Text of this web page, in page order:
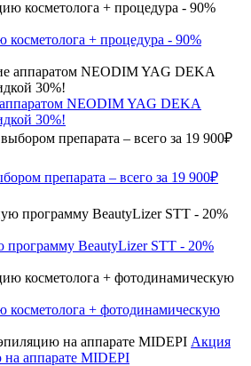
косметолога + процедура - 90%
NEODIM YAG DEKA
30%!
препарата – всего за 19 900₽
программу BeautyLizer STT - 20%
косметолога + фотодинамическую
Акция
аппарате MIDEPI